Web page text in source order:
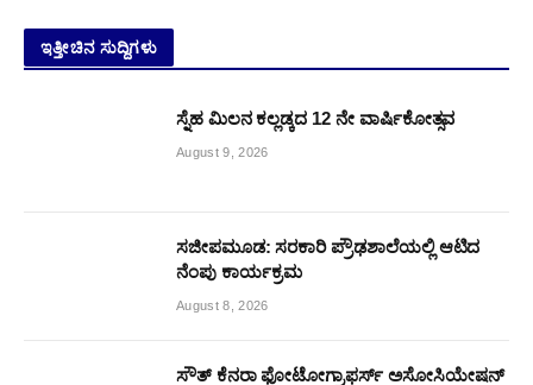
ಇತ್ತೀಚಿನ ಸುದ್ದಿಗಳು
ಸ್ನೆಹ ಮಿಲನ ಕಲ್ಲಡ್ಕದ 12 ನೇ ವಾರ್ಷಿಕೋತ್ಸವ
August 9, 2026
ಸಜೀಪಮೂಡ: ಸರಕಾರಿ ಪ್ರೌಢಶಾಲೆಯಲ್ಲಿ ಆಟಿದ
ನೆಂಪು ಕಾರ್ಯಕ್ರಮ
August 8, 2026
ಸೌತ್ ಕೆನರಾ ಫೋಟೋಗ್ರಾಫರ್ಸ್ ಅಸೋಸಿಯೇಷನ್